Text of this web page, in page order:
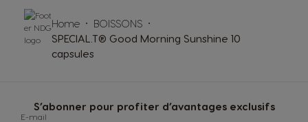
S’abonner pour profiter d’avantages exclusifs
E-mail
Home
BOISSONS
SPECIAL.T® Good Morning Sunshine 10
capsules